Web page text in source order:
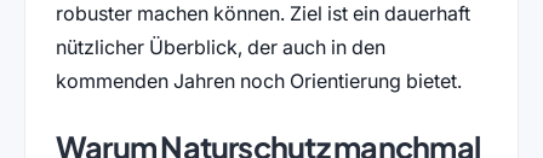
robuster machen können. Ziel ist ein dauerhaft
nützlicher Überblick, der auch in den
kommenden Jahren noch Orientierung bietet.
Warum Naturschutz manchmal